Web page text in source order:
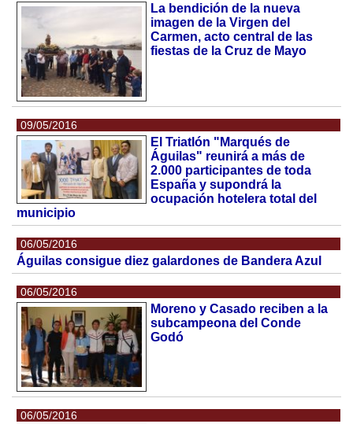
La bendición de la nueva
imagen de la Virgen del
Carmen, acto central de las
fiestas de la Cruz de Mayo
09/05/2016
El Triatlón "Marqués de
Águilas" reunirá a más de
2.000 participantes de toda
España y supondrá la
ocupación hotelera total del
municipio
06/05/2016
Águilas consigue diez galardones de Bandera Azul
06/05/2016
Moreno y Casado reciben a la
subcampeona del Conde
Godó
06/05/2016